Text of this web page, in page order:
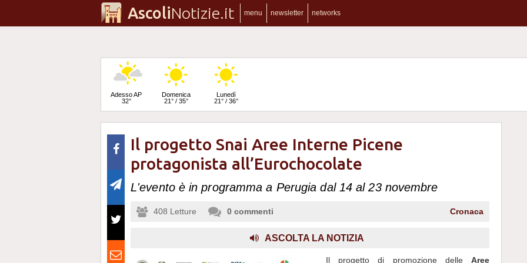
AscoliNotizie.it menu newsletter networks
Adesso AP
32°
Domenica
21° / 35°
Lunedì
21° / 36°
Martedì
23° / 36°
Il progetto Snai Aree Interne Picene
protagonista all’Eurochocolate
L'evento è in programma a Perugia dal 14 al 23 novembre
408 Letture 0 commenti Cronaca
ASCOLTA LA NOTIZIA
Il progetto di promozione delle Aree